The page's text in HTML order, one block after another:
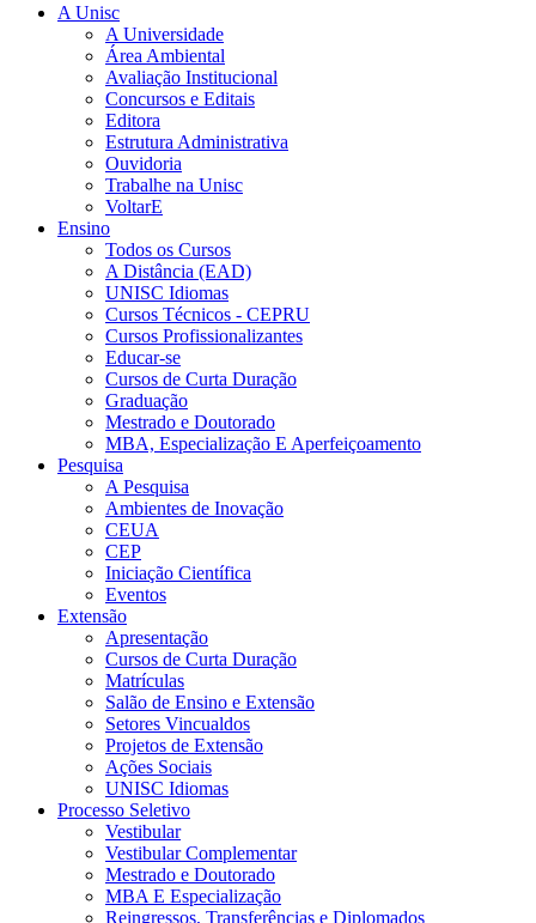
A Unisc
A Universidade
Área Ambiental
Avaliação Institucional
Concursos e Editais
Editora
Estrutura Administrativa
Ouvidoria
Trabalhe na Unisc
VoltarE
Ensino
Todos os Cursos
A Distância (EAD)
UNISC Idiomas
Cursos Técnicos - CEPRU
Cursos Profissionalizantes
Educar-se
Cursos de Curta Duração
Graduação
Mestrado e Doutorado
MBA, Especialização E Aperfeiçoamento
Pesquisa
A Pesquisa
Ambientes de Inovação
CEUA
CEP
Iniciação Científica
Eventos
Extensão
Apresentação
Cursos de Curta Duração
Matrículas
Salão de Ensino e Extensão
Setores Vincualdos
Projetos de Extensão
Ações Sociais
UNISC Idiomas
Processo Seletivo
Vestibular
Vestibular Complementar
Mestrado e Doutorado
MBA E Especialização
Reingressos, Transferências e Diplomados